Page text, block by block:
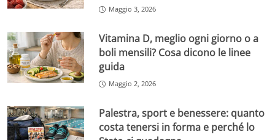
Maggio 3, 2026
Vitamina D, meglio ogni giorno o a
boli mensili? Cosa dicono le linee
guida
Maggio 2, 2026
Palestra, sport e benessere: quanto
costa tenersi in forma e perché lo